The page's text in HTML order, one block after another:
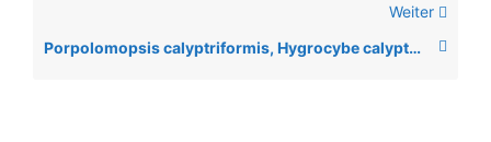
Weiter
Porpolomopsis calyptriformis, Hygrocybe calyptriformis